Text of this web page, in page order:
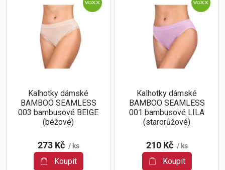
Kalhotky dámské
BAMBOO SEAMLESS
003 bambusové BEIGE
(béžové)
273 Kč / ks
Koupit
Kalhotky dámské
BAMBOO SEAMLESS
001 bambusové LILA
(starorůžové)
210 Kč / ks
Koupit